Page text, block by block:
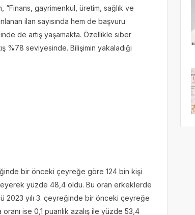
gayrimenkul, üretim, sağlık ve
ilan sayısında hem de başvuru
de artış yaşamakta. Özellikle siber
%78 seviyesinde. Bilişimin yakaladığı
bir önceki çeyreğe göre 124 bin kişi
yüzde 48,4 oldu. Bu oran erkeklerde
2023 yılı 3. çeyreğinde bir önceki çeyreğe
ise 0,1 puanlık azalış ile yüzde 53,4